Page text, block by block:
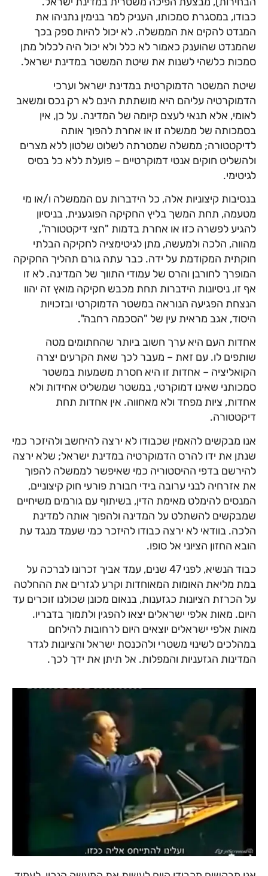
כבודו, במסגרת סמכותו, העניק למר בנימין נתניהו את
המנדט להקים את הממשלה. לא יכול להיות ספק בכך
שהמנדט שהוענק כאמור לא כלל ולא יכול היה לכלול מתן
סמכות כלשהי לשנות את שיטת המשטר במדינת ישראל.
שיטת המשטר הדמוקרטית במדינת ישראל וערכי
הדמוקרטיה עליהם היא מושתתת הינם לא רק נכס ומשאב
לאומי, אלא תנאי לעצם קיומה של המדינה. על כן, אין
בסמכותה של ממשלה זו או אחרת להפוך אותה
לדיקטטורה; ממשלה שמטרתה לשלוט שלטון ללא מצרים
ולהשליט חוקים אנטי דמוקרטיים – פועלת ללא כל בסיס
לגיטימי.
בנסיבות קיצוניות אלה, כל הידברות עם הממשלה ו/או מי
מטעמה, תחת המשך בליץ החקיקה הפוגענית, בניסיון
להגיע לפשרה כזו או אחרת בדמות "חצי דיקטטורה",
מהווה, הלכה ולמעשה, מתן לגיטימציה לחקיקה הבלתי
חוקתית המקודמת על ידה. כבר עתה גורם תהליך החקיקה
המופרך לחורבן והרס של עמודי התווך של המדינה. לא זו
אף זו, ניסיונות הידברות תחת מכבש חקיקה מואץ זה יהוו
הנצחת הפגיעה הנוראה במשטר הדמוקרטי ובזכויות
היסוד, אגב מראית עין של "הסכמה רחבה".
אחדות העם היא ערך חשוב ביותר שהחתומים מטה
שותפים לו. עם זאת – מעבר לכך שאת הקרעים יצרה
הקואליציה – אחדות זו היא חסרת משמעות במשטר
סמכותני שאינו דמוקרטי, במשטר שמשליט אחידות ולא
אחדות, ציות מפחד ולא מאחווה. אין אחדות תחת
דיקטטורה.
אנו מבקשים להאמין שכבודו לא ירצה להיחשב ולהיזכר כמי
שנתן את ידו להרס הדמוקרטיה במדינת ישראל; שלא ירצה
להירשם בדפי ההיסטוריה כמי שאיפשר לממשלה להפוך
את אזרחיה לבני ערובה בידי חבורת פורעי חוק קיצוניים,
המנסים להימלט מאימת הדין, בשיתוף עם גורמים משיחיים
שמבקשים להשתלט על המדינה ולהפוך אותה למדינת
הלכה. בוודאי לא ירצה כבודו להיזכר כמי שעמד מנגד עת
הובא החזון הציוני אל סופו.
כבוד הנשיא, לפני 47 שנים, עמד אביך זכרונו לברכה על
במת מליאת האומות המאוחדות וקרע לגזרים את ההחלטה
על הכרזת הציונות כגזענות, בנאום מכונן שכולנו זוכרים עד
היום. מאות אלפי ישראלים יצאו להפגין ולתמוך בדבריו.
מאות אלפי ישראלים יוצאים היום לרחובות להילחם
במהלכים לשינוי משטרי ולהכנסת ישראל והציונות לגדר
המדינות הגזעניות והמפלות. אל תיתן את ידך לכך.